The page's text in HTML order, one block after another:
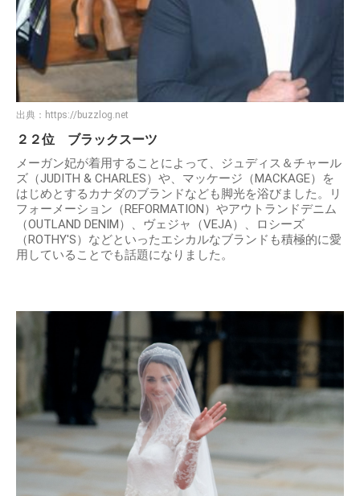
出典： https://buzzlog.net
２２位 ブラックスーツ
メーガン妃が着用することによって、ジュディス＆チャール
ズ（JUDITH & CHARLES）や、マッケージ（MACKAGE）を
はじめとするカナダのブランドなども脚光を浴びました。リ
フォーメーション（REFORMATION）やアウトランドデニム
（OUTLAND DENIM）、ヴェジャ（VEJA）、ロシーズ
（ROTHY'S）などといったエシカルなブランドも積極的に愛
用していることでも話題になりました。